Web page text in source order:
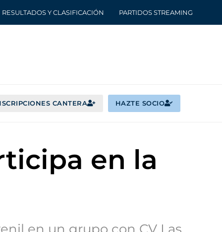
RESULTADOS Y CLASIFICACIÓN PARTIDOS STREAMING
CANTERA HAZTE SOCIO
en la